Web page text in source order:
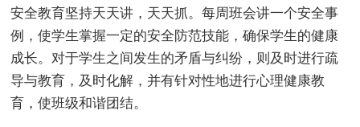
安全教育坚持天天讲，天天抓。每周班会讲一个安全事
例，使学生掌握一定的安全防范技能，确保学生的健康
成长。对于学生之间发生的矛盾与纠纷，则及时进行疏
导与教育，及时化解，并有针对性地进行心理健康教
育，使班级和谐团结。